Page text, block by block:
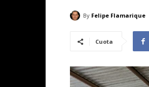
By Felipe Flamarique
Cuota